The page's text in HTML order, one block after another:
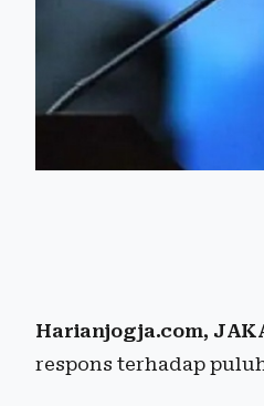
Harianjogja.com,
respons terhadap